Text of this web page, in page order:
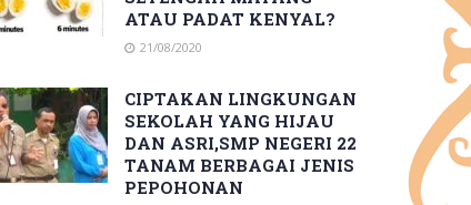
ATAU PADAT KENYAL?
21/08/2020
CIPTAKAN LINGKUNGAN
SEKOLAH YANG HIJAU
DAN ASRI,SMP NEGERI 22
TANAM BERBAGAI JENIS
PEPOHONAN